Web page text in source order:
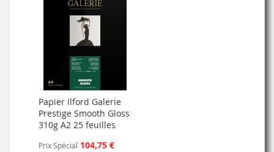
Papier Ilford Galerie
Prestige Smooth Gloss
310g A2 25 feuilles
Prix Spécial 104,75 €